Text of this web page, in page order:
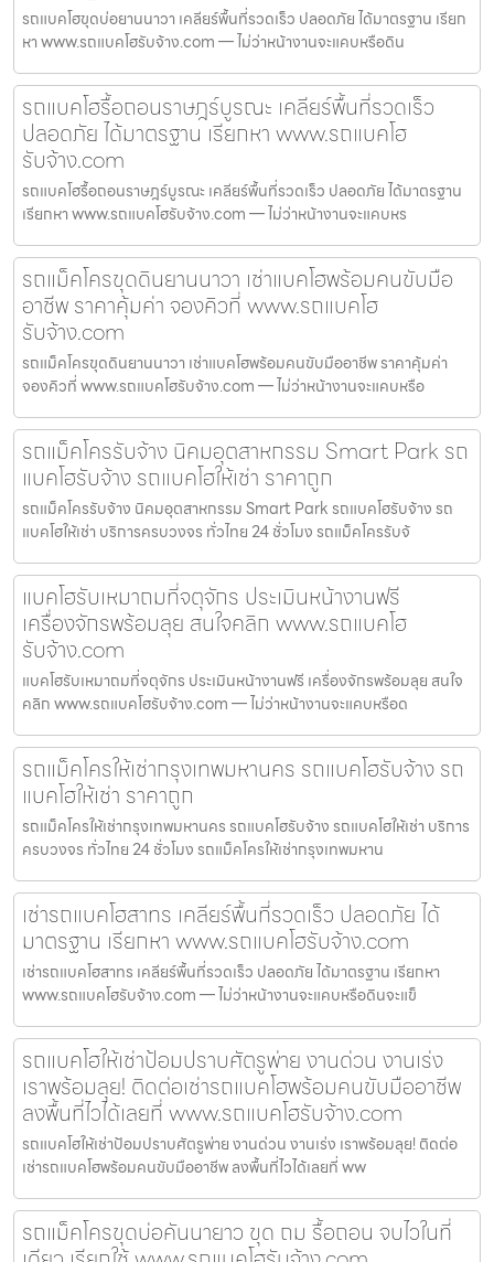
รถแบคโฮขุดบ่อยานนาวา เคลียร์พื้นที่รวดเร็ว ปลอดภัย ได้มาตรฐาน เรียก
หา www.รถแบคโฮรับจ้าง.com — ไม่ว่าหน้างานจะแคบหรือดิน
รถแบคโฮรื้อถอนราษฎร์บูรณะ เคลียร์พื้นที่รวดเร็ว
ปลอดภัย ได้มาตรฐาน เรียกหา www.รถแบคโฮ
รับจ้าง.com
รถแบคโฮรื้อถอนราษฎร์บูรณะ เคลียร์พื้นที่รวดเร็ว ปลอดภัย ได้มาตรฐาน
เรียกหา www.รถแบคโฮรับจ้าง.com — ไม่ว่าหน้างานจะแคบหร
รถแม็คโครขุดดินยานนาวา เช่าแบคโฮพร้อมคนขับมือ
อาชีพ ราคาคุ้มค่า จองคิวที่ www.รถแบคโฮ
รับจ้าง.com
รถแม็คโครขุดดินยานนาวา เช่าแบคโฮพร้อมคนขับมืออาชีพ ราคาคุ้มค่า
จองคิวที่ www.รถแบคโฮรับจ้าง.com — ไม่ว่าหน้างานจะแคบหรือ
รถแม็คโครรับจ้าง นิคมอุตสาหกรรม Smart Park รถ
แบคโฮรับจ้าง รถแบคโฮให้เช่า ราคาถูก
รถแม็คโครรับจ้าง นิคมอุตสาหกรรม Smart Park รถแบคโฮรับจ้าง รถ
แบคโฮให้เช่า บริการครบวงจร ทั่วไทย 24 ชั่วโมง รถแม็คโครรับจ้
แบคโฮรับเหมาถมที่จตุจักร ประเมินหน้างานฟรี
เครื่องจักรพร้อมลุย สนใจคลิก www.รถแบคโฮ
รับจ้าง.com
แบคโฮรับเหมาถมที่จตุจักร ประเมินหน้างานฟรี เครื่องจักรพร้อมลุย สนใจ
คลิก www.รถแบคโฮรับจ้าง.com — ไม่ว่าหน้างานจะแคบหรือด
รถแม็คโครให้เช่ากรุงเทพมหานคร รถแบคโฮรับจ้าง รถ
แบคโฮให้เช่า ราคาถูก
รถแม็คโครให้เช่ากรุงเทพมหานคร รถแบคโฮรับจ้าง รถแบคโฮให้เช่า บริการ
ครบวงจร ทั่วไทย 24 ชั่วโมง รถแม็คโครให้เช่ากรุงเทพมหาน
เช่ารถแบคโฮสาทร เคลียร์พื้นที่รวดเร็ว ปลอดภัย ได้
มาตรฐาน เรียกหา www.รถแบคโฮรับจ้าง.com
เช่ารถแบคโฮสาทร เคลียร์พื้นที่รวดเร็ว ปลอดภัย ได้มาตรฐาน เรียกหา
www.รถแบคโฮรับจ้าง.com — ไม่ว่าหน้างานจะแคบหรือดินจะแข็
รถแบคโฮให้เช่าป้อมปราบศัตรูพ่าย งานด่วน งานเร่ง
เราพร้อมลุย! ติดต่อเช่ารถแบคโฮพร้อมคนขับมืออาชีพ
ลงพื้นที่ไวได้เลยที่ www.รถแบคโฮรับจ้าง.com
รถแบคโฮให้เช่าป้อมปราบศัตรูพ่าย งานด่วน งานเร่ง เราพร้อมลุย! ติดต่อ
เช่ารถแบคโฮพร้อมคนขับมืออาชีพ ลงพื้นที่ไวได้เลยที่ ww
รถแม็คโครขุดบ่อคันนายาว ขุด ถม รื้อถอน จบไวในที่